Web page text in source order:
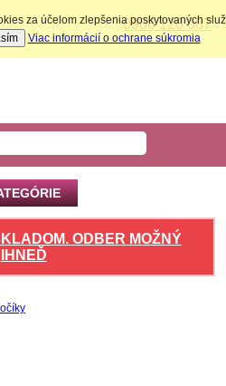
0908 120 087
ODBER MOŽNÝ
IHNEĎ
za účelom zlepšenia poskytovaných
Viac informácií o ochrane súkromia